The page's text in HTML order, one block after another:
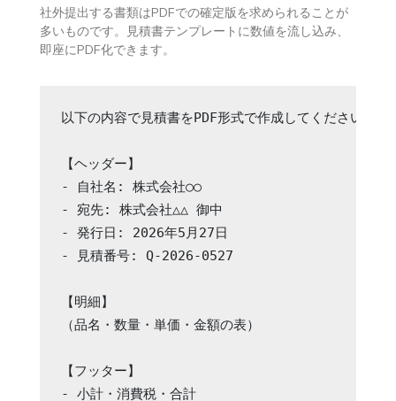
社外提出する書類はPDFでの確定版を求められることが
多いものです。見積書テンプレートに数値を流し込み、
即座にPDF化できます。
以下の内容で見積書をPDF形式で作成してください。
【ヘッダー】
- 自社名: 株式会社○○
- 宛先: 株式会社△△ 御中
- 発行日: 2026年5月27日
- 見積番号: Q-2026-0527
【明細】
（品名・数量・単価・金額の表）
【フッター】
- 小計・消費税・合計